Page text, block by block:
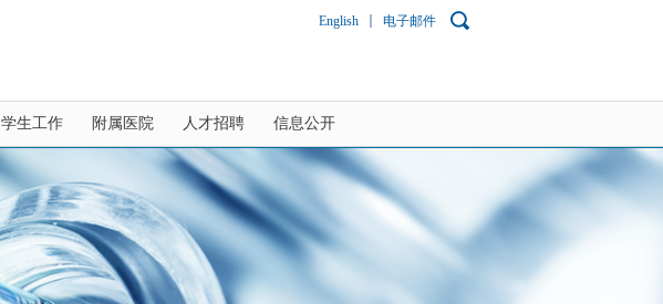
English 电子邮件
学生工作 附属医院 人才招聘 信息公开